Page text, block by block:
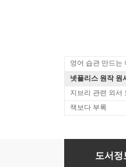
영어 습관 만드는
넷플리스 원작 원
지브리 관련 외서
책보다 부록
日本神界44神
도서정